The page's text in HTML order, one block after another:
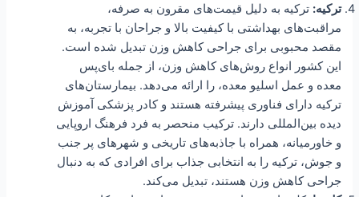
ترکیه: ترکیه به دلیل قیمت‌های مقرون به صرفه،
مراقبت‌های بهداشتی با کیفیت بالا و جراحان با تجربه، به
مقصد محبوبی برای جراحی کاهش وزن تبدیل شده است.
این کشور انواع روش‌های کاهش وزن، از جمله بای‌پس
معده و عمل اسلیو معده، را ارائه می‌دهد. بیمارستان‌های
ترکیه دارای فناوری پیشرفته هستند و کادر پزشکی آموزش
دیده بین‌المللی دارند. ترکیب منحصر به فرد فرهنگ اروپایی
و خاورمیانه، همراه با جاذبه‌های تاریخی و شهرهای پر جنب
و جوش، ترکیه را به انتخابی جذاب برای افرادی که به دنبال
جراحی کاهش وزن هستند، تبدیل می‌کند.